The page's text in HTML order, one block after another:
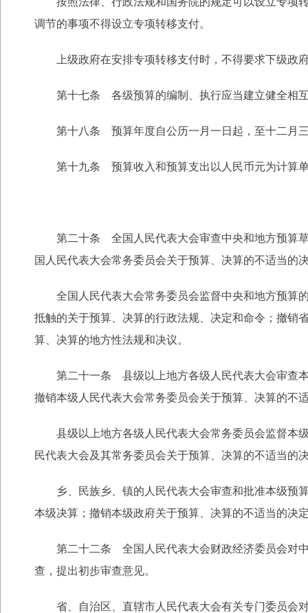
调节的事项不得设立专项转移支付。
上级政府在安排专项转移支付时，不得要求下级政府
第十七条 各级预算的编制、执行应当建立健全相互
第十八条 预算年度自公历一月一日起，至十二月
第十九条 预算收入和预算支出以人民币元为计算
第二十条 全国人民代表大会审查中央和地方预算草
国人民代表大会常务委员会关于预算、决算的不适当的
全国人民代表大会常务委员会监督中央和地方预算的
抵触的关于预算、决算的行政法规、决定和命令；撤销
算、决算的地方性法规和决议。
第二十一条 县级以上地方各级人民代表大会审查本
撤销本级人民代表大会常务委员会关于预算、决算的不
县级以上地方各级人民代表大会常务委员会监督本级
民代表大会及其常务委员会关于预算、决算的不适当的
乡、民族乡、镇的人民代表大会审查和批准本级预算
本级决算；撤销本级政府关于预算、决算的不适当的决
第二十二条 全国人民代表大会财政经济委员会对中
查，提出初步审查意见。
省、自治区、直辖市人民代表大会有关专门委员会对